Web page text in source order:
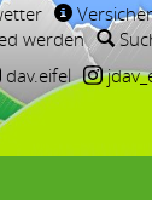
werden
dav.eifel